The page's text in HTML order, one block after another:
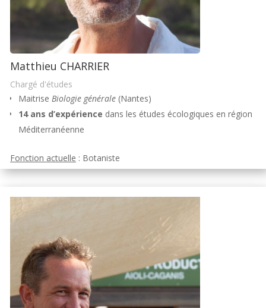
Matthieu CHARRIER
Chargé d'études
Maitrise Biologie générale (Nantes)
14 ans d’expérience dans les études écologiques en région
Méditerranéenne
Fonction actuelle : Botaniste